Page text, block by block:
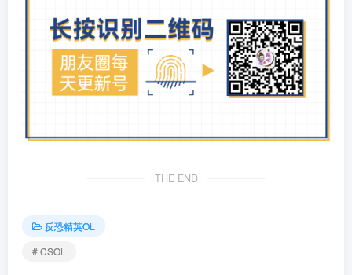
THE END
反恐精英OL
# CSOL